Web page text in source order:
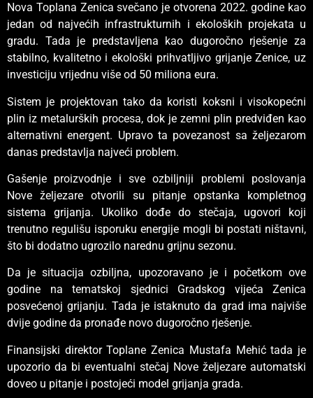
Nova Toplana Zenica svečano je otvorena 2022. godine kao
jedan od najvećih infrastrukturnih i ekoloških projekata u
gradu. Tada je predstavljena kao dugoročno rješenje za
stabilno, kvalitetno i ekološki prihvatljivo grijanje Zenice, uz
investiciju vrijednu više od 50 miliona eura.
Sistem je projektovan tako da koristi koksni i visokopećni
plin iz metalurških procesa, dok je zemni plin predviđen kao
alternativni energent. Upravo ta povezanost sa željezarom
danas predstavlja najveći problem.
Gašenje proizvodnje i sve ozbiljniji problemi poslovanja
Nove željezare otvorili su pitanje opstanka kompletnog
sistema grijanja. Ukoliko dođe do stečaja, ugovori koji
trenutno regulišu isporuku energije mogli bi postati ništavni,
što bi dodatno ugrozilo narednu grijnu sezonu.
Da je situacija ozbiljna, upozoravano je i početkom ove
godine na tematskoj sjednici Gradskog vijeća Zenica
posvećenoj grijanju. Tada je istaknuto da grad ima najviše
dvije godine da pronađe novo dugoročno rješenje.
Finansijski direktor Toplane Zenica Mustafa Mehić tada je
upozorio da bi eventualni stečaj Nove željezare automatski
doveo u pitanje i postojeći model grijanja grada.